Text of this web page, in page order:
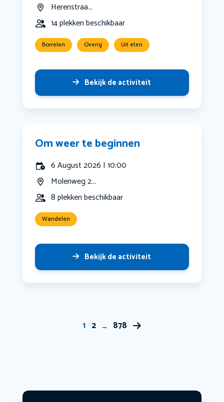
Herenstraa...
14 plekken beschikbaar
Borrelen Overig Uit eten
Bekijk de activiteit
Om weer te beginnen
6 August 2026 | 10:00
Molenweg 2...
8 plekken beschikbaar
Wandelen
Bekijk de activiteit
1 2 … 878